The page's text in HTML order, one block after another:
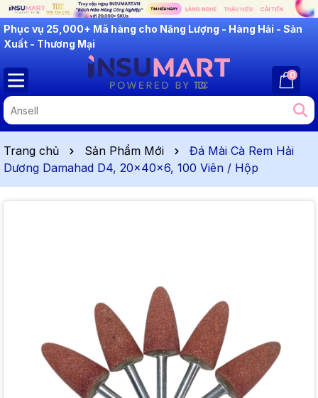
INSUMART: Lắng Nghe - Thấu Hiểu - Cải Tiến
0
Trang chủ Sản Phẩm Mới
Đá Mài Cà Rem Hải
Dương Damahad D4, 20x40x6, 100 Viên / Hộp